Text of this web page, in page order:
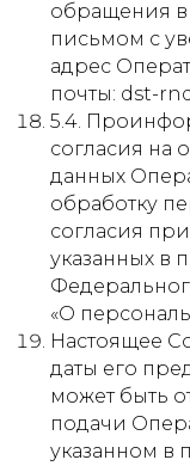
обращения
письмом с
адрес
почты: dst-
5.4.
согласия на
данных
обработку
согласия
указанных в
«О
Настоящее
даты его
может быть
подачи
указанном в